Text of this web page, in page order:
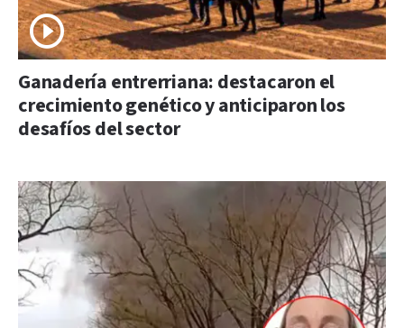
Ganadería entrerriana: destacaron el
crecimiento genético y anticiparon los
desafíos del sector